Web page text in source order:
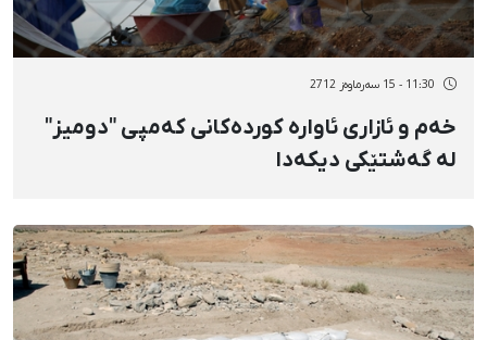
11:30 - 15 سەرماوەز 2712
خەم و ئازاری ئاوارە کوردەکانی کەمپی "دومیز"
لە گەشتێکی دیکەدا